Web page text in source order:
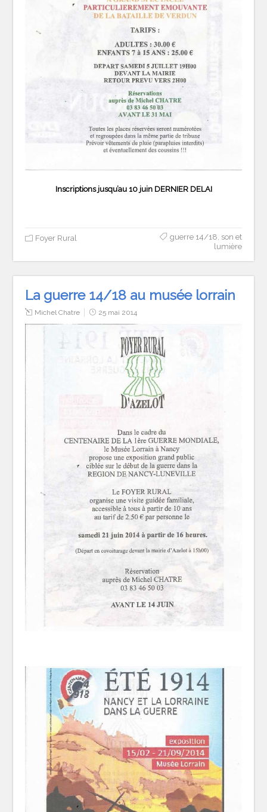
Inscriptions jusqu’au 10 juin DERNIER DELAI
Foyer Rural guerre 14/18 son et
lumière
La guerre 14/18 au musée lorrain
Michel Chatre 25 mai 2014